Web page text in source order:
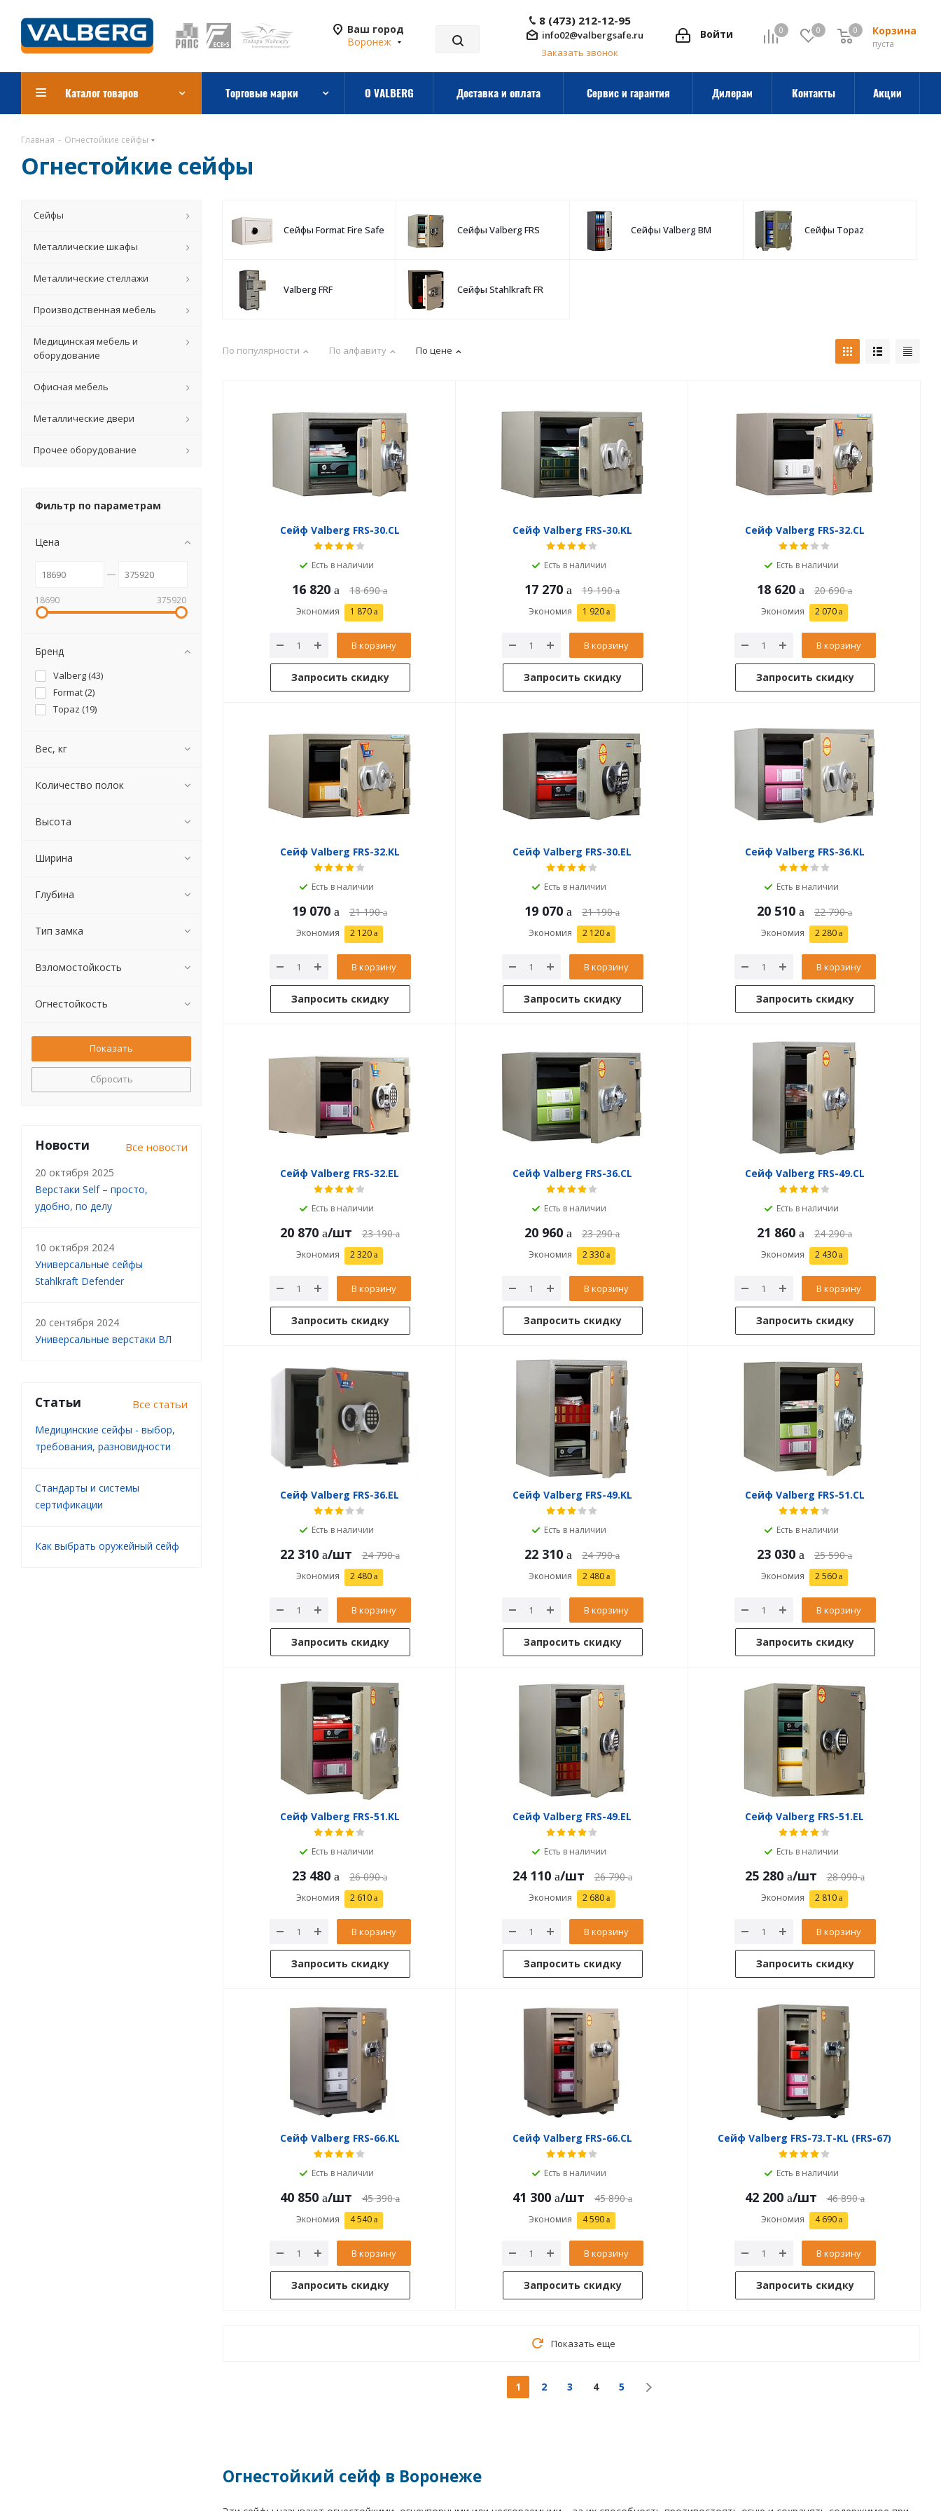
Ваш город
Воронеж
0 0 Корзина
0
пуста
0
Войти
8 (473) 212-12-95
info02@valbergsafe.ru
Заказать звонок
Каталог товаров Торговые марки О VALBERG Доставка и оплата Сервис и гарантия Дилерам Контакты Акции
Главная - Огнестойкие сейфы
Огнестойкие сейфы
Сейфы Format Fire Safe Сейфы Valberg FRS Сейфы Valberg BM Сейфы Topaz
Valberg FRF Сейфы Stahlkraft FR
По популярности По алфавиту По цене
Сейф Valberg FRS-30.CL
Есть в наличии
16 820 18 690
Экономия 1 870
В корзину
Запросить скидку
Сейф Valberg FRS-30.KL
Есть в наличии
17 270 19 190
Экономия 1 920
В корзину
Запросить скидку
Сейф Valberg FRS-32.CL
Есть в наличии
18 620 20 690
Экономия 2 070
В корзину
Запросить скидку
Сейф Valberg FRS-32.KL
Есть в наличии
19 070 21 190
Экономия 2 120
В корзину
Запросить скидку
Сейф Valberg FRS-30.EL
Есть в наличии
19 070 21 190
Экономия 2 120
В корзину
Запросить скидку
Сейф Valberg FRS-36.KL
Есть в наличии
20 510 22 790
Экономия 2 280
В корзину
Запросить скидку
Сейф Valberg FRS-32.EL
Есть в наличии
20 870 /шт 23 190
Экономия 2 320
В корзину
Запросить скидку
Сейф Valberg FRS-36.CL
Есть в наличии
20 960 23 290
Экономия 2 330
В корзину
Запросить скидку
Сейф Valberg FRS-49.CL
Есть в наличии
21 860 24 290
Экономия 2 430
В корзину
Запросить скидку
Сейф Valberg FRS-36.EL
Есть в наличии
22 310 /шт 24 790
Экономия 2 480
В корзину
Запросить скидку
Сейф Valberg FRS-49.KL
Есть в наличии
22 310 24 790
Экономия 2 480
В корзину
Запросить скидку
Сейф Valberg FRS-51.CL
Есть в наличии
23 030 25 590
Экономия 2 560
В корзину
Запросить скидку
Сейф Valberg FRS-51.KL
Есть в наличии
23 480 26 090
Экономия 2 610
В корзину
Запросить скидку
Сейф Valberg FRS-49.EL
Есть в наличии
24 110 /шт 26 790
Экономия 2 680
В корзину
Запросить скидку
Сейф Valberg FRS-51.EL
Есть в наличии
25 280 /шт 28 090
Экономия 2 810
В корзину
Запросить скидку
Сейф Valberg FRS-66.KL
Есть в наличии
40 850 /шт 45 390
Экономия 4 540
В корзину
Запросить скидку
Сейф Valberg FRS-66.CL
Есть в наличии
41 300 /шт 45 890
Экономия 4 590
В корзину
Запросить скидку
Сейф Valberg FRS-73.T-KL (FRS-67)
Есть в наличии
42 200 /шт 46 890
Экономия 4 690
В корзину
Запросить скидку
Показать еще
1 2 3 4 5
Огнестойкий сейф в Воронеже
Сейфы
Металлические шкафы
Металлические стеллажи
Производственная мебель
Медицинская мебель и
оборудование
Офисная мебель
Металлические двери
Прочее оборудование
Фильтр по параметрам
Цена
18690 375920
Бренд
Valberg (43)
Format (2)
Topaz (19)
Вес, кг
Количество полок
Высота
Ширина
Глубина
Тип замка
Взломостойкость
Огнестойкость
Сбросить
Новости Все новости
20 октября 2025
Верстаки Self – просто,
удобно, по делу
10 октября 2024
Универсальные сейфы
Stahlkraft Defender
20 сентября 2024
Универсальные верстаки ВЛ
Статьи Все статьи
Медицинские сейфы - выбор,
требования, разновидности
Стандарты и системы
сертификации
Как выбрать оружейный сейф